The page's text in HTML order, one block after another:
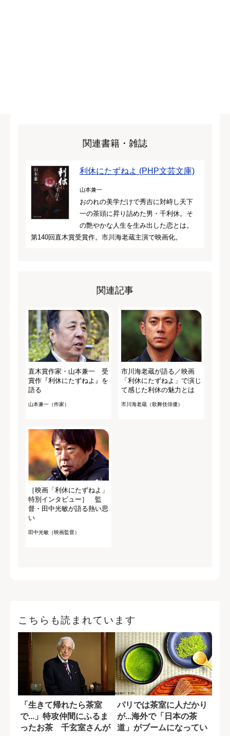
関連書籍・雑誌
利休にたずねよ (PHP文芸文庫)
山本兼一
おのれの美学だけで秀吉に対峙し天下
一の茶頭に昇り詰めた男・千利休。そ
の艶やかな人生を生み出した恋とは。
第140回直木賞受賞作。市川海老蔵主演で映画化。
関連記事
直木賞作家・山本兼一 受
賞作『利休にたずねよ』を
語る
山本兼一（作家）
市川海老蔵が語る／映画
「利休にたずねよ」で演じ
て感じた利休の魅力とは
市川海老蔵（歌舞伎俳優）
［映画「利休にたずねよ」
特別インタビュー］ 監
督・田中光敏が語る熱い思
い
田中光敏（映画監督）
こちらも読まれています
「生きて帰れたら茶室
で...」特攻仲間にふるま
ったお茶 千玄室さんが
パリでは茶室に人だかり
が...海外で「日本の茶
道」がブームになってい